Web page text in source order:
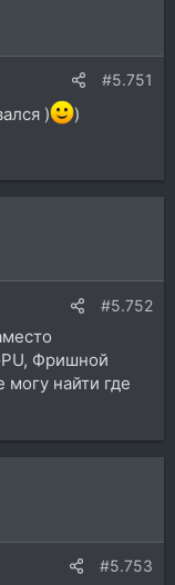
#5.751
) )
#5.752
Фришной
могу найти где
#5.753